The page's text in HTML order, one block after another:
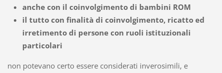
anche con il coinvolgimento di bambini ROM
il tutto con finalità di coinvolgimento, ricatto ed
irretimento di persone con ruoli istituzionali
particolari
non potevano certo essere considerati inverosimili, e